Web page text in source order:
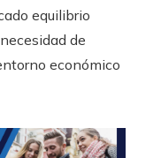
equilibrio
de
económico